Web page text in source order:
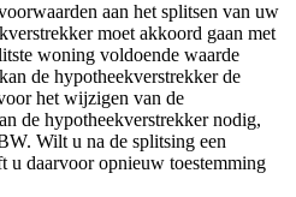
aan het splitsen van uw
moet akkoord gaan met
woning voldoende waarde
de hypotheekverstrekker de
het wijzigen van de
de hypotheekverstrekker nodig,
Wilt u na de splitsing een
u daarvoor opnieuw toestemming